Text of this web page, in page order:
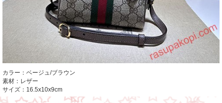
カラー：ベージュ/ブラウン
素材：レザー
サイズ：16.5x10x9cm